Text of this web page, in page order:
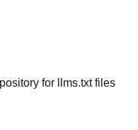
for llms.txt files